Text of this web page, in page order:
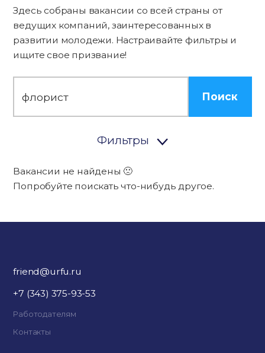
Здесь собраны вакансии со всей страны от
ведущих компаний, заинтересованных в
развитии молодежи. Настраивайте фильтры и
ищите свое призвание!
Поиск
Фильтры
Вакансии не найдены 🙁
Попробуйте поискать что-нибудь другое.
friend@urfu.ru
+7 (343) 375-93-53
Работодателям
Контакты